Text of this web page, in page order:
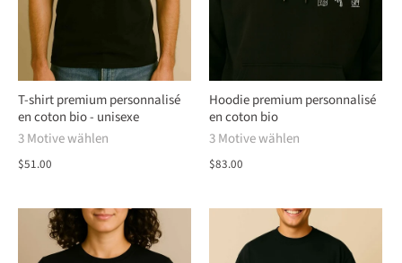
T-shirt premium personnalisé
en coton bio - unisexe
3 Motive wählen
$51.00
Hoodie premium personnalisé
en coton bio
3 Motive wählen
$83.00